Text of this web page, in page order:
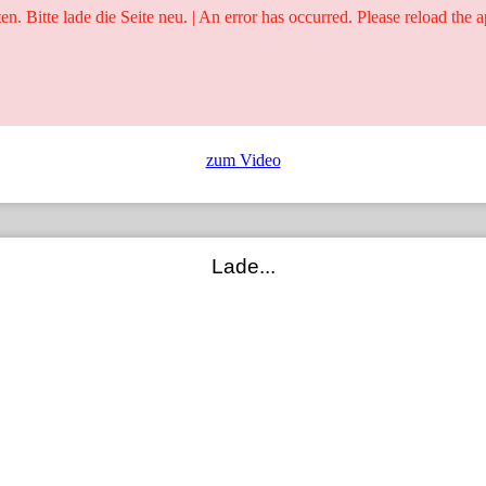
zum Video
Lade...
Bitte lade die Seite neu. | An error has occurred. Please reload the